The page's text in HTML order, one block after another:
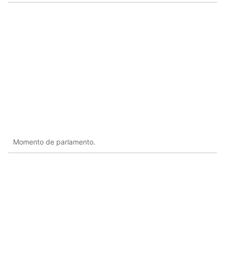
Momento de parlamento.